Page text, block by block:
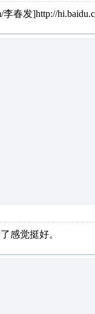
春发]http://
感觉挺好。